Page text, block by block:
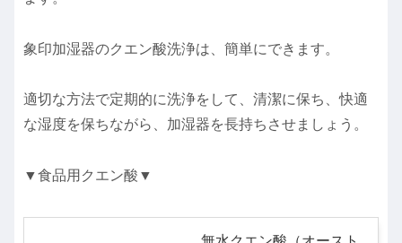
象印加湿器のクエン酸洗浄は、簡単にできます。
適切な方法で定期的に洗浄をして、清潔に保ち、快適
な湿度を保ちながら、加湿器を長持ちさせましょう。
▼食品用クエン酸▼